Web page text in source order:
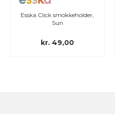
Esska Click smokkeholder,
Sun
kr. 49,00